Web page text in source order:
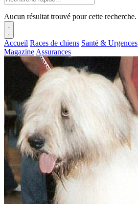
Aucun résultat trouvé pour cette recherche.
Accueil Races de chiens Santé & Urgences
Magazine Assurances